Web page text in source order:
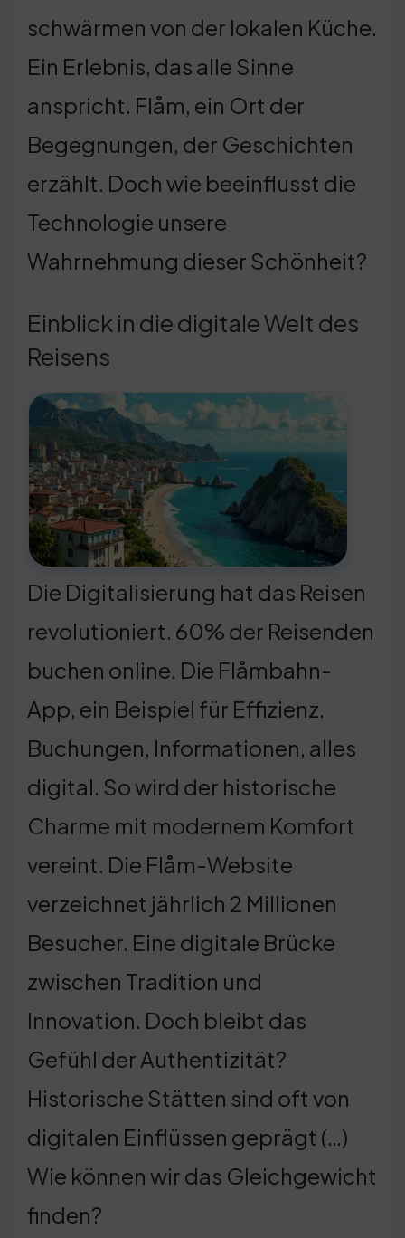
schwärmen von der lokalen Küche.
Ein Erlebnis, das alle Sinne
anspricht. Flåm, ein Ort der
Begegnungen, der Geschichten
erzählt. Doch wie beeinflusst die
Technologie unsere
Wahrnehmung dieser Schönheit?
Einblick in die digitale Welt des
Reisens
Die Digitalisierung hat das Reisen
revolutioniert. 60% der Reisenden
buchen online. Die Flåmbahn-
App, ein Beispiel für Effizienz.
Buchungen, Informationen, alles
digital. So wird der historische
Charme mit modernem Komfort
vereint. Die Flåm-Website
verzeichnet jährlich 2 Millionen
Besucher. Eine digitale Brücke
zwischen Tradition und
Innovation. Doch bleibt das
Gefühl der Authentizität?
Historische Stätten sind oft von
digitalen Einflüssen geprägt (…)
Wie können wir das Gleichgewicht
finden?